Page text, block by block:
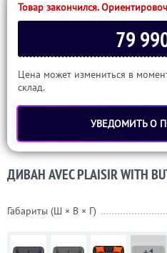
Товар закончился.
79
Цена может измениться в
склад.
УВЕДОМИТЬ О
ДИВАН AVEC PLAISIR WITH
Габариты (Ш × В × Г)